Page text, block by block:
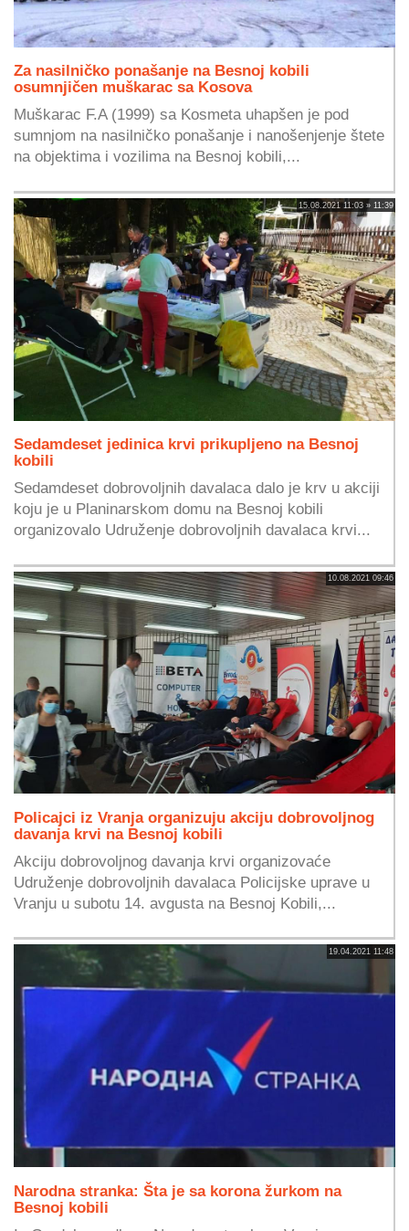
Za nasilničko ponašanje na Besnoj kobili
osumnjičen muškarac sa Kosova
Muškarac F.A (1999) sa Kosmeta uhapšen je pod
sumnjom na nasilničko ponašanje i nanošenjenje štete
na objektima i vozilima na Besnoj kobili,...
15.08.2021 11:03 » 11:39
Sedamdeset jedinica krvi prikupljeno na Besnoj
kobili
Sedamdeset dobrovoljnih davalaca dalo je krv u akciji
koju je u Planinarskom domu na Besnoj kobili
organizovalo Udruženje dobrovoljnih davalaca krvi...
10.08.2021 09:46
Policajci iz Vranja organizuju akciju dobrovoljnog
davanja krvi na Besnoj kobili
Akciju dobrovoljnog davanja krvi organizovaće
Udruženje dobrovoljnih davalaca Policijske uprave u
Vranju u subotu 14. avgusta na Besnoj Kobili,...
19.04.2021 11:48
Narodna stranka: Šta je sa korona žurkom na
Besnoj kobili